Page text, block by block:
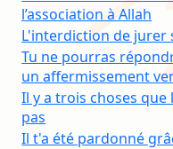
l’association à Allah
L'interdiction de jurer
Tu ne pourras
un affermissement
Il y a trois choses
pas
Il t'a été pardonné